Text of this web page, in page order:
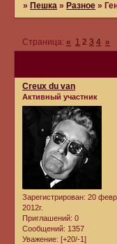
» Пешка » Разное »
Страница:« 1 2 3 4 »
Creux du van
Активный участник
Зарегистрирован: 20
2012г.
Приглашений: 0
Сообщений: 1357
Уважение: [+20/-1]